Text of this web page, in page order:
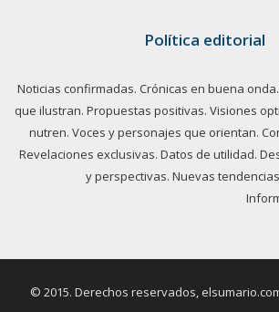
Política editorial
Noticias confirmadas. Crónicas en buena
que ilustran. Propuestas positivas. Visiones
nutren. Voces y personajes que orientan.
Revelaciones exclusivas. Datos de utilidad.
y perspectivas. Nuevas
© 2015. Derechos reservados,